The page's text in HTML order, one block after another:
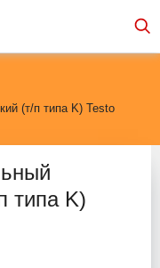
(т/п типа K) Testo
типа K)